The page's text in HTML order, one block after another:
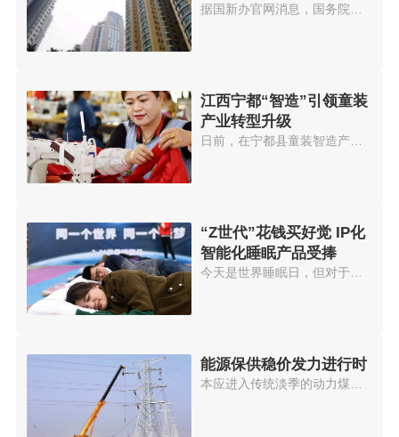
性住房
江西宁都“智造”引领童装
产业转型升级
“Z世代”花钱买好觉 IP化
智能化睡眠产品受捧
能源保供稳价发力进行时
本应进入传统淡季的动力煤市场，...